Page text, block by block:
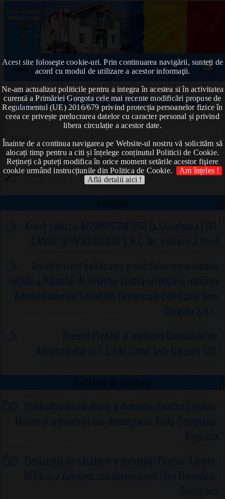
Acest site foloseşte cookie-uri. Prin continuarea navigării, sunteți de
acord cu modul de utilizare a acestor informaţii.
Ne-am actualizat politicile pentru a integra în acestea si în activitatea
curentă a Primăriei Gorgota cele mai recente modificări propuse de
Regulamentul (UE) 2016/679 privind protecția persoanelor fizice în
ceea ce privește prelucrarea datelor cu caracter personal și privind
libera circulație a acestor date.
Înainte de a continua navigarea pe Website-ul nostru vă solicităm să
alocați timp pentru a citi și înțelege conținutul Politicii de Cookie.
Rețineți că puteți modifica în orice moment setările acestor fişiere
cookie urmând instrucțiunile din Politica de Cookie.
Am înțeles !
Află detalii aici !
Prima pagină
Declarații de avere anul 2017➠Petrache Adrian
Aici !
Anunțuri
Anunț selecție ADMINISTRATORI la Societatea EDIL
CANAL SERV GORGOTA S.R.L. Nr. posturi: 3 (trei)
Anunț privind publicarea proiectului componentei
iniţiale a Planului de selecţie pentru selecţia şi numirea
Administratorilor Societăţii Comerciale Edil Canal Serv
Gorgota S.R.L.
Proiect-Profilul și matricea Consiliului de
Administrație al S.C.Edil Canal Serv Gorgota SRL
Declarații de căsătorie
Publicația de căsătorie a domnului Enache Cristian-
Marian și a doamnei sau domnișoarei Radu Georgiana-
Angelica
Declarația de căsătorie a domnului Panțîru Alberto-
Mihai și a doamnei sau domnișoarei Stan Florentina-
Georgiana